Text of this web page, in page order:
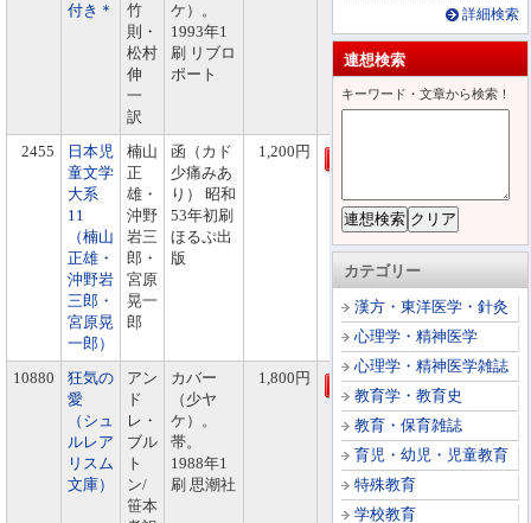
詳細検索
連想検索
キーワード・文章から検索！
カテゴリー
漢方・東洋医学・針灸
心理学・精神医学
心理学・精神医学雑誌
教育学・教育史
教育・保育雑誌
育児・幼児・児童教育
特殊教育
学校教育
付き＊
竹
則・
松村
伸
一
訳
ケ）。
1993年1
刷 リブロ
ポート
2455
日本児
童文学
大系
11
（楠山
正雄・
沖野岩
三郎・
宮原晃
一郎）
楠山
正
雄・
沖野
岩三
郎・
宮原
晃一
郎
函（カド
少痛みあ
り） 昭和
53年初刷
ほるぷ出
版
1,200円
10880
狂気の
愛
（シュ
ルレア
リスム
文庫）
アン
ド
レ・
ブル
ト
ン/
笹本
カバー
（少ヤ
ケ）。
帯。
1988年1
刷 思潮社
1,800円